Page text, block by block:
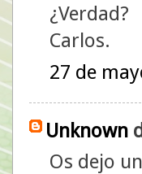
¿Verdad?
Carlos.
27 de
Unknown
Os dejo